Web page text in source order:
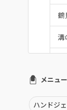
鶴
溝
本
港
メニュ
ハンドジ